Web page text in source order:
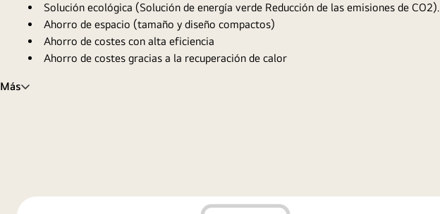
Solución ecológica (Solución de energía verde Reducción de las emisiones de CO2).
Ahorro de espacio (tamaño y diseño compactos)
Ahorro de costes con alta eficiencia
Ahorro de costes gracias a la recuperación de calor
Más